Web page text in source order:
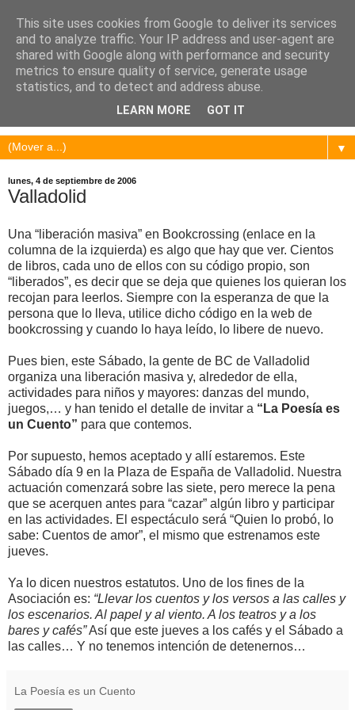
▼
lunes, 4 de septiembre de 2006
Valladolid
Una “liberación masiva” en Bookcrossing (enlace en la
columna de la izquierda) es algo que hay que ver. Cientos
de libros, cada uno de ellos con su código propio, son
“liberados”, es decir que se deja que quienes los quieran los
recojan para leerlos. Siempre con la esperanza de que la
persona que lo lleva, utilice dicho código en la web de
bookcrossing y cuando lo haya leído, lo libere de nuevo.
Pues bien, este Sábado, la gente de BC de Valladolid
organiza una liberación masiva y, alrededor de ella,
actividades para niños y mayores: danzas del mundo,
juegos,… y han tenido el detalle de invitar a “La Poesía es
un Cuento” para que contemos.
Por supuesto, hemos aceptado y allí estaremos. Este
Sábado día 9 en la Plaza de España de Valladolid. Nuestra
actuación comenzará sobre las siete, pero merece la pena
que se acerquen antes para “cazar” algún libro y participar
en las actividades. El espectáculo será “Quien lo probó, lo
sabe: Cuentos de amor”, el mismo que estrenamos este
jueves.
Ya lo dicen nuestros estatutos. Uno de los fines de la
Asociación es: “Llevar los cuentos y los versos a las calles y
los escenarios. Al papel y al viento. A los teatros y a los
bares y cafés”Así que este jueves a los cafés y el Sábado a
las calles… Y no tenemos intención de detenernos…
La Poesía es un Cuento
This site uses cookies from Google to deliver its services
and to analyze traffic. Your IP address and user-agent are
shared with Google along with performance and security
metrics to ensure quality of service, generate usage
statistics, and to detect and address abuse.
LEARN MORE GOT IT